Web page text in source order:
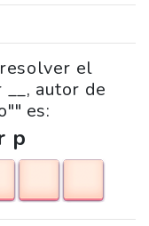
el
autor de
es:
p